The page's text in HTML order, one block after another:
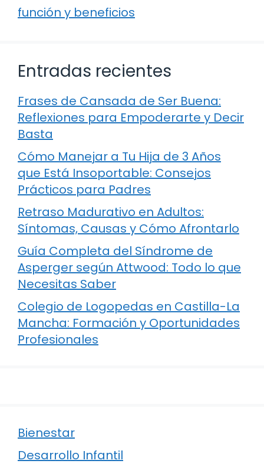
función y beneficios
Entradas recientes
Frases de Cansada de Ser Buena:
Reflexiones para Empoderarte y Decir
Basta
Cómo Manejar a Tu Hija de 3 Años
que Está Insoportable: Consejos
Prácticos para Padres
Retraso Madurativo en Adultos:
Síntomas, Causas y Cómo Afrontarlo
Guía Completa del Síndrome de
Asperger según Attwood: Todo lo que
Necesitas Saber
Colegio de Logopedas en Castilla-La
Mancha: Formación y Oportunidades
Profesionales
Bienestar
Desarrollo Infantil